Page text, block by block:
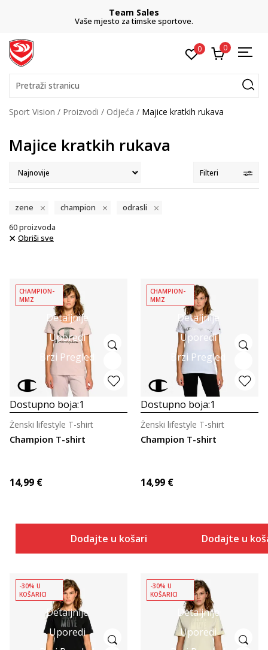
Team Sales
Vaše mjesto za timske sportove.
0 0
Pretraži stranicu
Sport Vision Proizvodi Odjeća Majice kratkih rukava
Majice kratkih rukava
Filteri
zene champion
odrasli
60proizvoda
Obriši sve
Detaljnije
Uporedi
Brzi Pregled
CHAMPION-
MMZ
Dostupno boja:1
Champion T-shirt
Ženski lifestyle T-shirt
14,99 €
Dodajte u košaricu
Detaljnije
Uporedi
Brzi Pregled
CHAMPION-
MMZ
Dostupno boja:1
Champion T-shirt
Ženski lifestyle T-shirt
14,99 €
Dodajte u
Detaljnije
Uporedi
-30% U
KOŠARICI
Detaljnije
Uporedi
-30% U
KOŠARICI